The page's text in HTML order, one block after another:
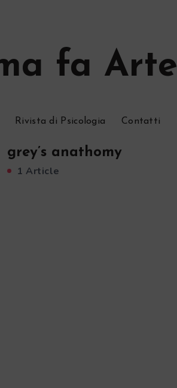
fa Arte
Rivista di Psicologia Contatti
grey’s anathomy
1 Article